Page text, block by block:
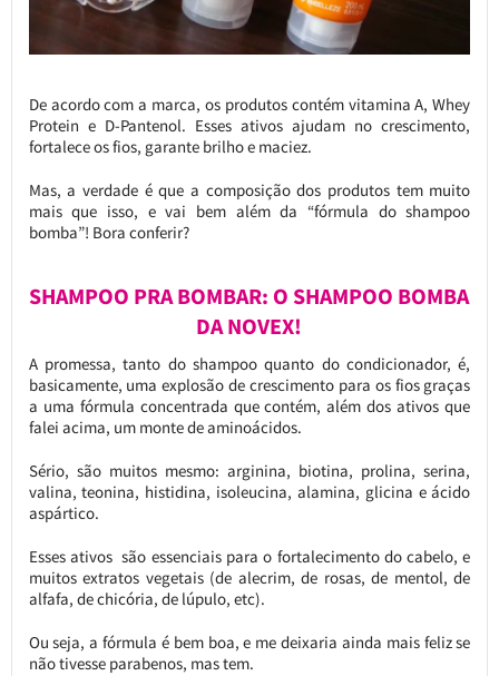
De acordo com a marca, os produtos contém vitamina A, Whey
Protein e D-Pantenol. Esses ativos ajudam no crescimento,
fortalece os fios, garante brilho e maciez.
Mas, a verdade é que a composição dos produtos tem muito
mais que isso, e vai bem além da “fórmula do shampoo
bomba”! Bora conferir?
SHAMPOO PRA BOMBAR: O SHAMPOO BOMBA
DA NOVEX!
A promessa, tanto do shampoo quanto do condicionador, é,
basicamente, uma explosão de crescimento para os fios graças
a uma fórmula concentrada que contém, além dos ativos que
falei acima, um monte de aminoácidos.
Sério, são muitos mesmo: arginina, biotina, prolina, serina,
valina, teonina, histidina, isoleucina, alamina, glicina e ácido
aspártico.
Esses ativos são essenciais para o fortalecimento do cabelo, e
muitos extratos vegetais (de alecrim, de rosas, de mentol, de
alfafa, de chicória, de lúpulo, etc).
Ou seja, a fórmula é bem boa, e me deixaria ainda mais feliz se
não tivesse parabenos, mas tem.